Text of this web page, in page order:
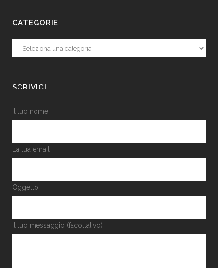
CATEGORIE
Categorie
SCRIVICI
Il tuo nome
La tua email
Oggetto
Il tuo messaggio (facoltativo)